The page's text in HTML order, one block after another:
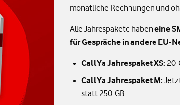
monatliche Rechnungen und
Alle Jahrespakete habeneine
für Gespräche in andere EU-
CallYa Jahrespaket XS: 20
CallYa Jahrespaket M:
statt 250 GB